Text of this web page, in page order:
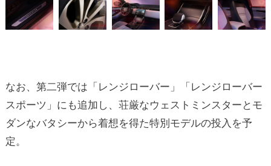
なお、第二弾では「レンジローバー」「レンジローバー
スポーツ」にも追加し、荘厳なウェストミンスターとモ
ダンなバタシーから着想を得た特別モデルの投入を予
定。